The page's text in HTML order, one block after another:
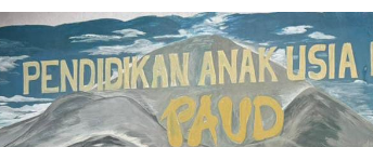
Ardiyan
Tekankan
Pemerataan
Energi